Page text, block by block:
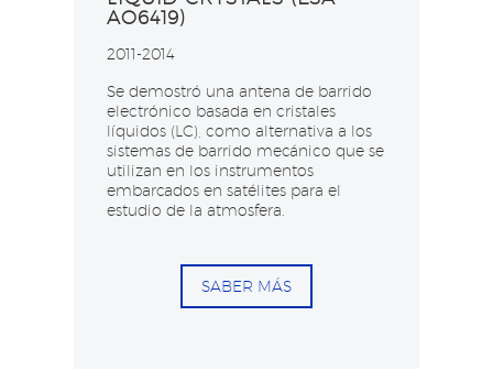
AO6419)
2011-2014
Se demostró una antena de barrido
electrónico basada en cristales
líquidos (LC), como alternativa a los
sistemas de barrido mecánico que se
utilizan en los instrumentos
embarcados en satélites para el
estudio de la atmosfera.
SABER MÁS